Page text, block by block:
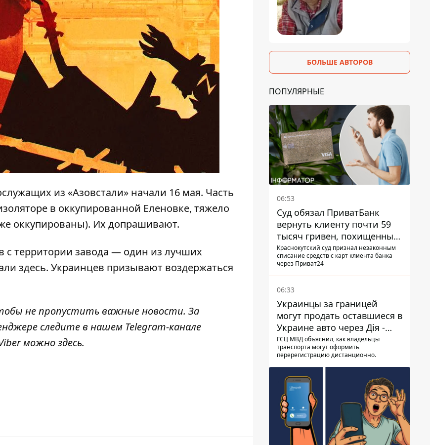
из «Азовстали» начали 16 мая. Часть
в оккупированной Еленовке, тяжело
оккупированы). Их допрашивают.
с территории завода — один из лучших
здесь. Украинцев призывают воздержаться
не пропустить важные новости. За
следите в нашем Telegram-канале
можноздесь.
БОЛЬШЕ АВТОРОВ
ПОПУЛЯРНЫЕ
06:53
Суд обязал ПриватБанк
вернуть клиенту почти 59
тысяч гривен, похищенных
мошенниками
Краснокутский суд признал незаконным
списание средств с карт клиента банка
через Приват24
06:33
Украинцы за границей
могут продать оставшиеся в
Украине авто через Дія -
МВД
ГСЦ МВД объяснил, как владельцы
транспорта могут оформить
перерегистрацию дистанционно.